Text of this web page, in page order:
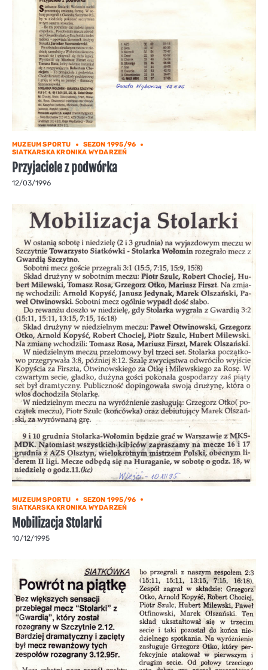
MUZEUM SPORTU
SEZON 1995/96
SIATKARSKA KRONIKA WYDARZEŃ
Przyjaciele z podwórka
12/03/1996
MUZEUM SPORTU
SEZON 1995/96
SIATKARSKA KRONIKA WYDARZEŃ
Mobilizacja Stolarki
10/12/1995